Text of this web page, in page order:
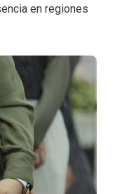
en regiones